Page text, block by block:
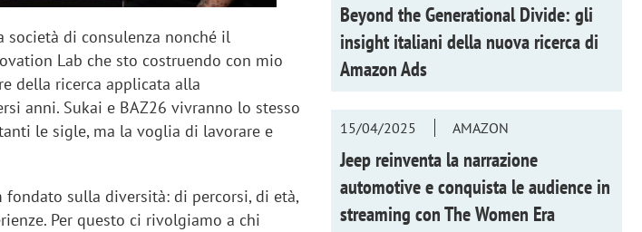
società di consulenza nonché il
Lab che sto costruendo con mio
della ricerca applicata alla
anni. Sukai e BAZ26 vivranno lo stesso
le sigle, ma la voglia di lavorare e
fondato sulla diversità: di percorsi, di età,
Per questo ci rivolgiamo a chi
Beyond the Generational Divide: gli
insight italiani della nuova ricerca di
Amazon Ads
15/04/2025 AMAZON
Jeep reinventa la narrazione
automotive e conquista le audience in
streaming conThe Women Era